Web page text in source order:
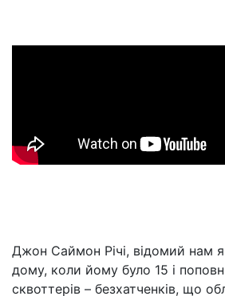
Джон Саймон Річі, відомий нам
дому, коли йому було 15 і
сквоттерів – безхатченків, що